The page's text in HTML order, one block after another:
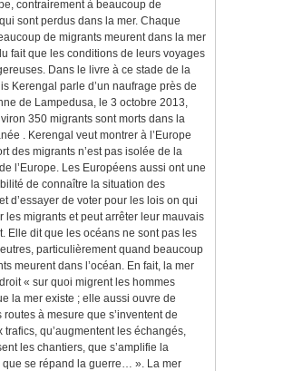
contrairement à beaucoup de
sont perdus dans la mer. Chaque
de migrants meurent dans la mer
fait que les conditions de leurs voyages
Dans le livre à ce stade de la
Kerengal parle d’un naufrage près de
de Lampedusa, le 3 octobre 2013,
350 migrants sont morts dans la
. Kerengal veut montrer à l’Europe
des migrants n’est pas isolée de la
l’Europe. Les Européens aussi ont une
de connaître la situation des
d’essayer de voter pour les lois on qui
les migrants et peut arrêter leur mauvais
Elle dit que les océans ne sont pas les
particulièrement quand beaucoup
meurent dans l’océan. En fait, la mer
« sur quoi migrent les hommes
la mer existe ; elle aussi ouvre de
à mesure que s’inventent de
trafics, qu’augmentent les échangés,
les chantiers, que s’amplifie la
que se répand la guerre… ». La mer